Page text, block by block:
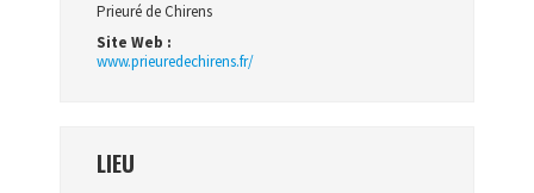
Prieuré de Chirens
Site Web :
www.prieuredechirens.fr/
LIEU